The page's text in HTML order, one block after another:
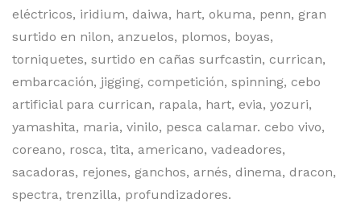
eléctricos, iridium, daiwa, hart, okuma, penn, gran
surtido en nilon, anzuelos, plomos, boyas,
torniquetes, surtido en cañas surfcastin, currican,
embarcación, jigging, competición, spinning, cebo
artificial para currican, rapala, hart, evia, yozuri,
yamashita, maria, vinilo, pesca calamar. cebo vivo,
coreano, rosca, tita, americano, vadeadores,
sacadoras, rejones, ganchos, arnés, dinema, dracon,
spectra, trenzilla, profundizadores.